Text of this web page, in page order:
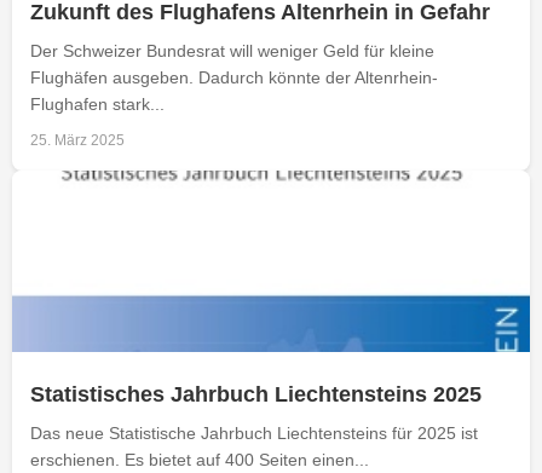
Zukunft des Flughafens Altenrhein in Gefahr
Der Schweizer Bundesrat will weniger Geld für kleine
Flughäfen ausgeben. Dadurch könnte der Altenrhein-
Flughafen stark...
25. März 2025
Statistisches Jahrbuch Liechtensteins 2025
Das neue Statistische Jahrbuch Liechtensteins für 2025 ist
erschienen. Es bietet auf 400 Seiten einen...